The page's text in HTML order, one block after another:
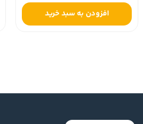
افزودن به سبد خرید